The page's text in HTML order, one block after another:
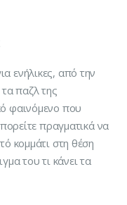
ενήλικες, από την
παζλ της
φαινόμενο που
πραγματικά να
κομμάτι στη θέση
του τι κάνει τα